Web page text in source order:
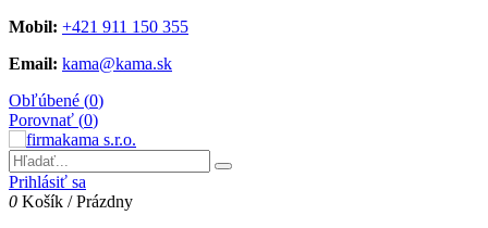
Mobil: +421 911 150 355
Email: kama@kama.sk
Obľúbené (0)
Porovnať (0)
Prihlásiť sa
0 Košík /Prázdny